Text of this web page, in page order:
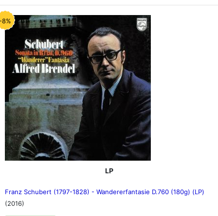
8%
LP
Franz Schubert (1797-1828) - Wandererfantasie D.760 (180g) (LP)
(2016)